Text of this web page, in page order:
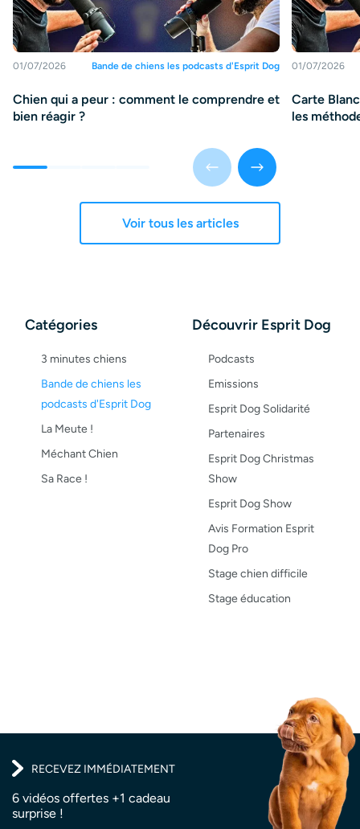
Catégories
3 minutes chiens
Bande de chiens les
podcasts d'Esprit Dog
La Meute !
Méchant Chien
Sa Race !
Découvrir Esprit Dog
Podcasts
Emissions
Esprit Dog Solidarité
Partenaires
Esprit Dog Christmas
Show
Esprit Dog Show
Avis Formation Esprit
Dog Pro
Stage chien difficile
Stage éducation
01/07/2026 Bande de chiens les podcasts d'Esprit Dog
Chien qui a peur : comment le comprendre et
bien réagir ?
01/07/2026
Carte
les
Voir tous les articles
RECEVEZ IMMÉDIATEMENT
6 vidéos offertes +1 cadeau
surprise !